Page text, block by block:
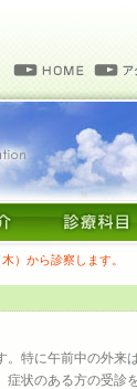
）から診察します。
。特に午前中の外
症状のある方の受